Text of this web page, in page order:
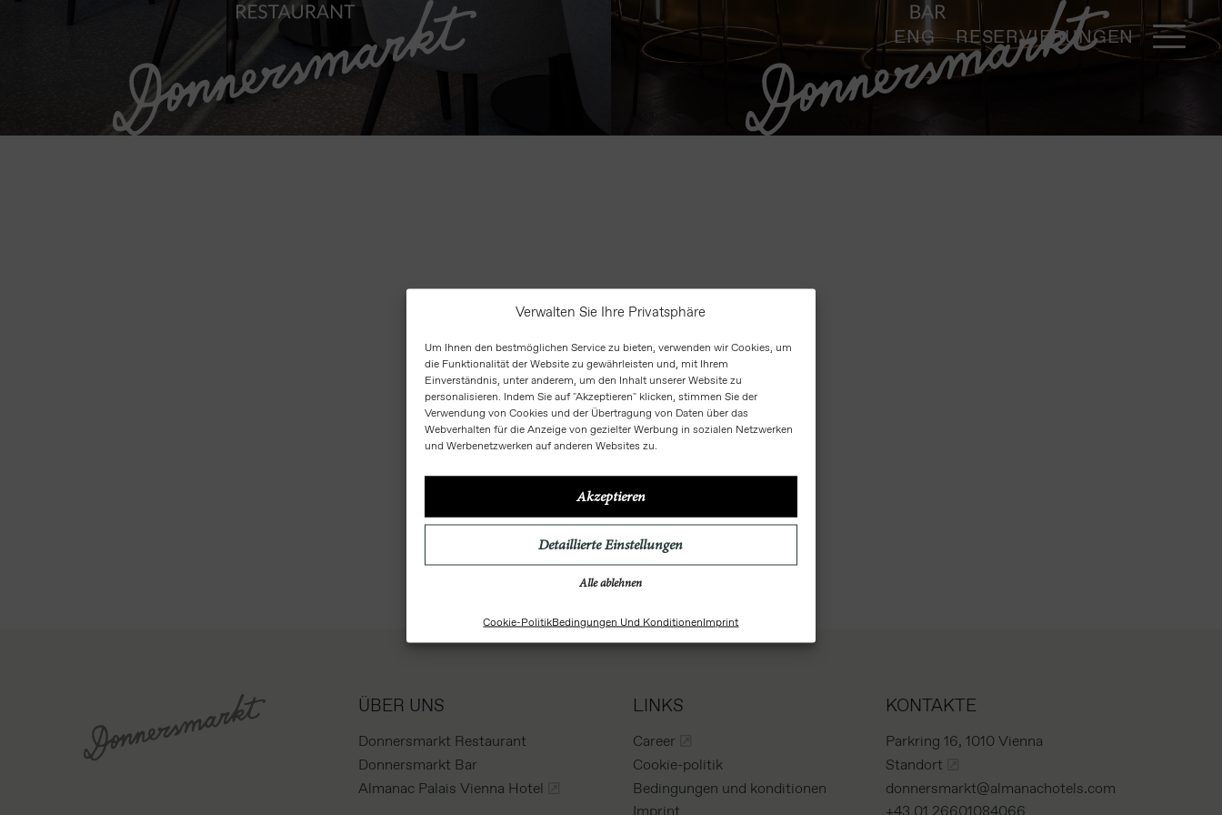
Verwalten Sie Ihre Privatsphäre
Um Ihnen den bestmöglichen Service zu bieten, verwenden wir Cookies, um
die Funktionalität der Website zu gewährleisten und, mit Ihrem
Einverständnis, unter anderem, um den Inhalt unserer Website zu
personalisieren. Indem Sie auf "Akzeptieren" klicken, stimmen Sie der
Verwendung von Cookies und der Übertragung von Daten über das
Webverhalten für die Anzeige von gezielter Werbung in sozialen Netzwerken
und Werbenetzwerken auf anderen Websites zu.
Akzeptieren
Alle ablehnen
Detaillierte Einstellungen
Cookie-PolitikBedingungen Und KonditionenImprint
ENG RESERVIERUNGEN
ÜBER UNS
Donnersmarkt Restaurant
Donnersmarkt Bar
Almanac Palais Vienna Hotel
LINKS
Career
Cookie-politik
Bedingungen und konditionen
KONTAKTE
Parkring 16, 1010 Vienna
Standort
donnersmarkt@almanachotels.com